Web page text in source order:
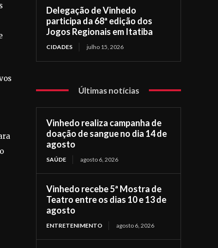
Delegação de Vinhedo
participa da 68ª edição dos
Jogos Regionais em Itatiba
CIDADES julho 15, 2026
Últimas notícias
Vinhedo realiza campanha de
doação de sangue no dia 14 de
agosto
SAÚDE agosto 6, 2026
Vinhedo recebe 5ª Mostra de
Teatro entre os dias 10 e 13 de
agosto
ENTRETENIMENTO agosto 6, 2026